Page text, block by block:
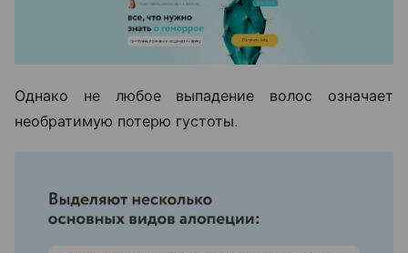
Однако не любое выпадение волос означает
необратимую потерю густоты.